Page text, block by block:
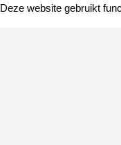
Deze website gebruikt